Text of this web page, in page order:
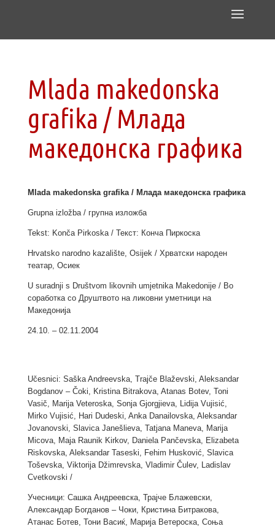
Mlada makedonska
grafika / Млада
македонска графика
Mlada makedonska grafika / Млада македонска графика
Grupna izložba / групна изложба
Tekst: Konča Pirkoska / Текст: Конча Пиркоска
Hrvatsko narodno kazalište, Osijek / Хрватски народен
театар, Осиек
U suradnji s Društvom likovnih umjetnika Makedonije / Во
соработка со Друштвото на ликовни уметници на
Македонија
24.10. – 02.11.2004
Učesnici: Saška Andreevska, Trajče Blaževski, Aleksandar
Bogdanov – Čoki, Kristina Bitrakova, Atanas Botev, Toni
Vasič, Marija Veteroska, Sonja Gjorgjieva, Lidija Vujisić,
Mirko Vujisić, Hari Dudeski, Anka Danailovska, Aleksandar
Jovanovski, Slavica Janešlieva, Tatjana Maneva, Marija
Micova, Maja Raunik Kirkov, Daniela Pančevska, Elizabeta
Riskovska, Aleksandar Taseski, Fehim Husković, Slavica
Toševska, Viktorija Džimrevska, Vladimir Čulev, Ladislav
Cvetkovski /
Учесници: Сашка Андреевска, Трајче Блажевски,
Александар Богданов – Чоки, Кристина Битракова,
Атанас Ботев, Тони Васиќ, Марија Ветероска, Соња